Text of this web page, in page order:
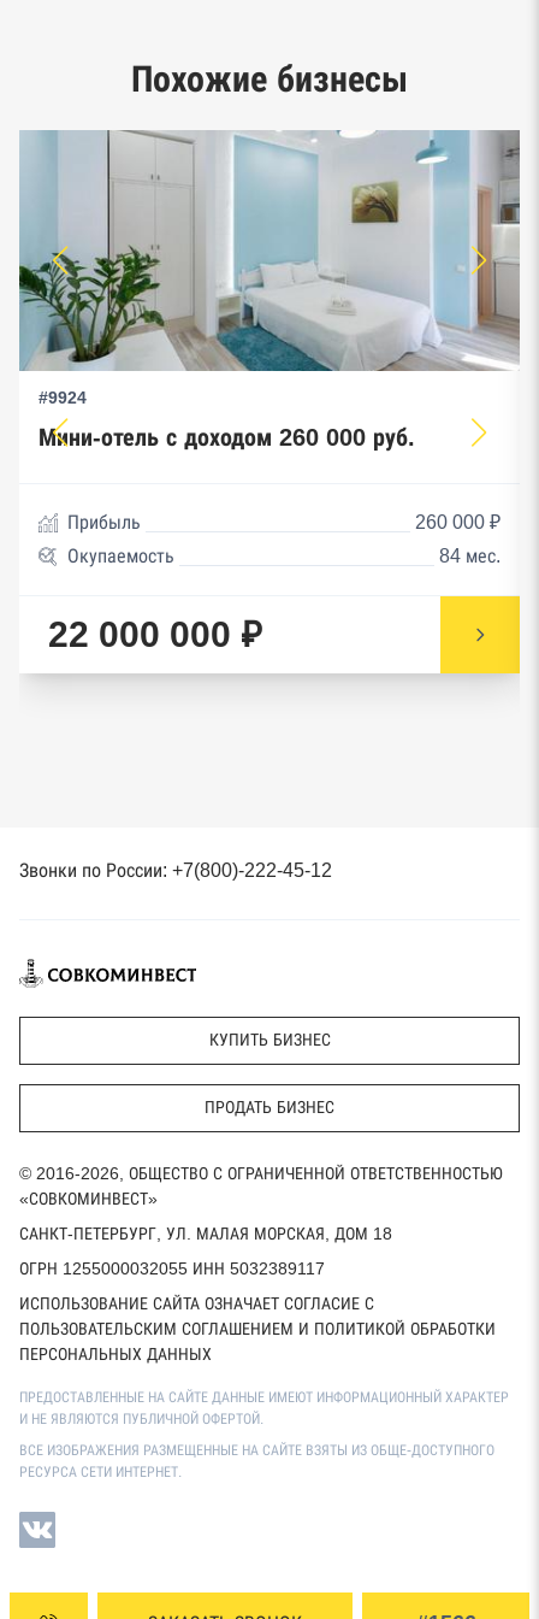
предпринимательства ФНС
Похожие бизнесы
#9924
Мини-отель с доходом 260 000 руб.
Прибыль
260 000 ₽
Окупаемость
84 мес.
22 000 000 ₽
Звонки по России: +7(800)-222-45-12
КУПИТЬ БИЗНЕС
ПРОДАТЬ БИЗНЕС
© 2016-2026, ОБЩЕСТВО С ОГРАНИЧЕННОЙ ОТВЕТСТВЕННОСТЬЮ
«СОВКОМИНВЕСТ»
САНКТ-ПЕТЕРБУРГ, УЛ. МАЛАЯ МОРСКАЯ, ДОМ 18
ОГРН 1255000032055 ИНН 5032389117
ИСПОЛЬЗОВАНИЕ САЙТА ОЗНАЧАЕТ СОГЛАСИЕ С
ПОЛЬЗОВАТЕЛЬСКИМ СОГЛАШЕНИЕМ И ПОЛИТИКОЙ ОБРАБОТКИ
ПЕРСОНАЛЬНЫХ ДАННЫХ
ПРЕДОСТАВЛЕННЫЕ НА САЙТЕ ДАННЫЕ ИМЕЮТ ИНФОРМАЦИОННЫЙ ХАРАКТЕР
И НЕ ЯВЛЯЮТСЯ ПУБЛИЧНОЙ ОФЕРТОЙ.
ВСЕ ИЗОБРАЖЕНИЯ РАЗМЕЩЕННЫЕ НА САЙТЕ ВЗЯТЫ ИЗ ОБЩЕ-ДОСТУПНОГО
РЕСУРСА СЕТИ ИНТЕРНЕТ.